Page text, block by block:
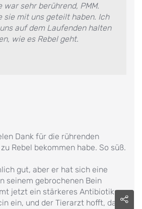
war sehr berührend, PMM.
sie mit uns geteilt haben. Ich
auf dem Laufenden halten
wie es Rebel geht.
Dank für die rührenden
Rebel bekommen habe. So süß.
gut, aber er hat sich eine
seinem gebrochenen Bein
jetzt ein stärkeres Antibiotikum
ein, und der Tierarzt hofft, das